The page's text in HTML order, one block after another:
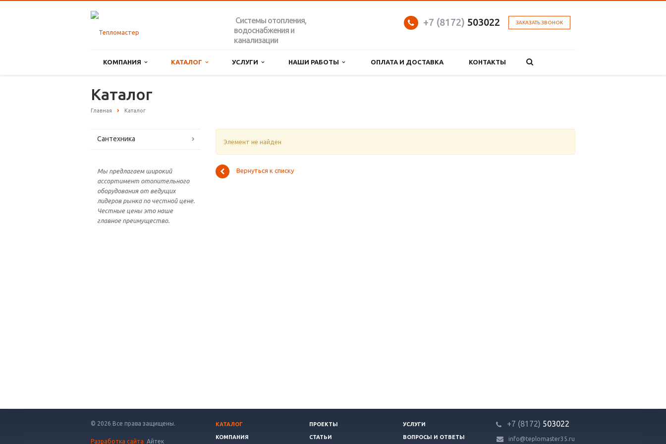
Системы отопления,
водоснабжения и
канализации
ЗАКАЗАТЬ ЗВОНОК
+7 (8172) 503022
КОМПАНИЯ КАТАЛОГ УСЛУГИ НАШИ РАБОТЫ ОПЛАТА И ДОСТАВКА КОНТАКТЫ
Каталог
Главная Каталог
Сантехника
Мы предлагаем широкий
ассортимент отопительного
оборудования от ведущих
лидеров рынка по честной цене.
Честные цены это наше
главное преимущество.
Элемент не найден
Вернуться к списку
© 2026 Все права защищены.
Разработка сайта Айтек
КАТАЛОГ ПРОЕКТЫ УСЛУГИ
КОМПАНИЯ СТАТЬИ ВОПРОСЫ И ОТВЕТЫ
+7 (8172) 503022
info@teplomaster35.ru